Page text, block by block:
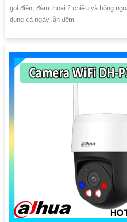
gọi điện, đàm thoại 2 chiều và hồng
dụng cả ngày lẫn đêm